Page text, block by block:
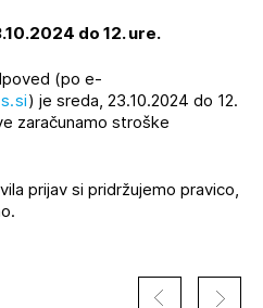
do 12. ure.
(po e-
) je sreda, 23.10.2024 do 12.
zaračunamo stroške
prijav si pridržujemo pravico,